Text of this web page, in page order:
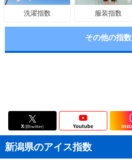
洗濯指数 服装指数
その他の指数
新潟県のアイス指数